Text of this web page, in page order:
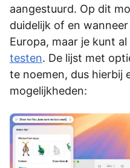
aangestuurd. Op dit
duidelijk of en
Europa, maar je kunt al
testen. De lijst met
te noemen, dus hierbij
mogelijkheden: